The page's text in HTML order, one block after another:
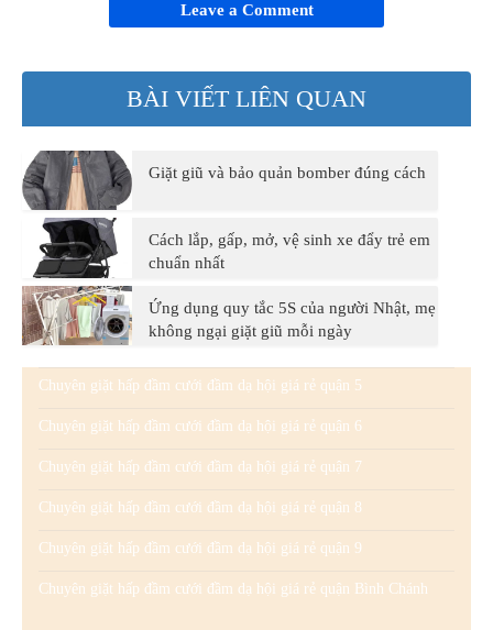
Leave a Comment
BÀI VIẾT LIÊN QUAN
Giặt giũ và bảo quản bomber đúng cách
Cách lắp, gấp, mở, vệ sinh xe đẩy trẻ em
chuẩn nhất
Ứng dụng quy tắc 5S của người Nhật, mẹ
không ngại giặt giũ mỗi ngày
Chuyên giặt hấp đầm cưới đầm dạ hội giá rẻ quận 5
Chuyên giặt hấp đầm cưới đầm dạ hội giá rẻ quận 6
Chuyên giặt hấp đầm cưới đầm dạ hội giá rẻ quận 7
Chuyên giặt hấp đầm cưới đầm dạ hội giá rẻ quận 8
Chuyên giặt hấp đầm cưới đầm dạ hội giá rẻ quận 9
Chuyên giặt hấp đầm cưới đầm dạ hội giá rẻ quận Bình Chánh